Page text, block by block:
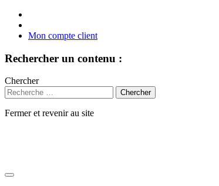
Mon compte client
Rechercher un contenu :
Chercher
Fermer et revenir au site